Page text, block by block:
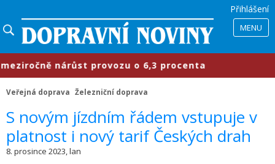
Přihlášení
MENU
nárůst provozu o 6,3 procenta
Veřejná doprava Železniční doprava
​S novým jízdním řádem vstupuje v
platnost i nový tarif Českých drah
8. prosince 2023, lan